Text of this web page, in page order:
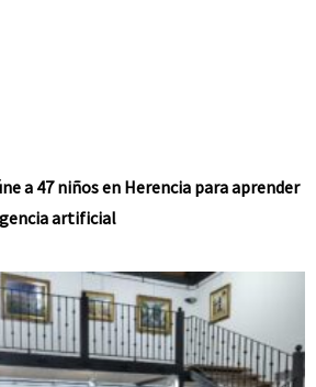
a 47 niños en Herencia para aprender
artificial